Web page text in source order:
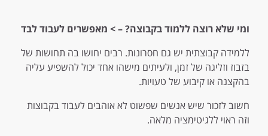
ומי שלא רוצה ללמוד בקבוצה?– > מאפשרים לעבוד לבד
ללמידה קבוצתית יש גם חסרונות. רבים יחושו בה תחושות של
בזבוז וזליגה של זמן, ולעיתים מישהו אחד יכול להשפיע עליה
בהקצנה או קיבוע של טעויות.
חשוב לזכור שיש אנשים שפשוט לא אוהבים לעבוד בקבוצות
וזה ראוי ללגיטימציה מלאה.